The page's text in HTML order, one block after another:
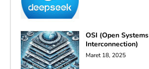
OSI (Open Systems
Interconnection)
Maret 18, 2025